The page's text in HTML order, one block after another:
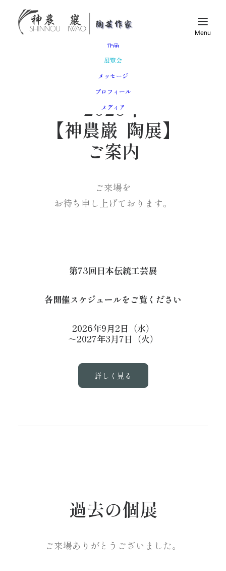
トップ
作品
展覧会
メッセージ
プロフィール
メディア
2026年
【神農巌 陶展】
ご案内
ご来場を
お待ち申し上げております。
第73回日本伝統工芸展
各開催スケジュールをご覧ください
2026年9月2日（水）
～2027年3月7日（火）
詳しく見る
過去の個展
ご来場ありがとうございました。